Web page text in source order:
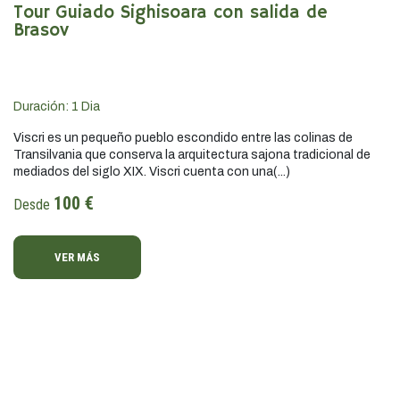
Tour Guiado Sighisoara con salida de
Brasov
Duración: 1 Dia
Viscri es un pequeño pueblo escondido entre las colinas de
Transilvania que conserva la arquitectura sajona tradicional de
mediados del siglo XIX. Viscri cuenta con una(...)
Desde 100 €
VER MÁS